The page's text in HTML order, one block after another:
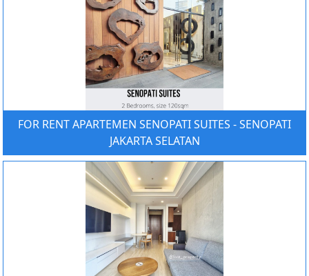
FOR RENT APARTEMEN SENOPATI SUITES - SENOPATI
JAKARTA SELATAN